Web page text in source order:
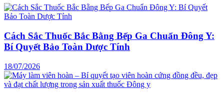
Cách Sắc Thuốc Bắc Bằng Bếp Ga Chuẩn Đông Y:
Bí Quyết Bảo Toàn Dược Tính
18/07/2026